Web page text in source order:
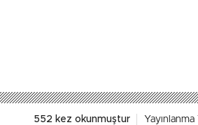
552 kez okunmuştur